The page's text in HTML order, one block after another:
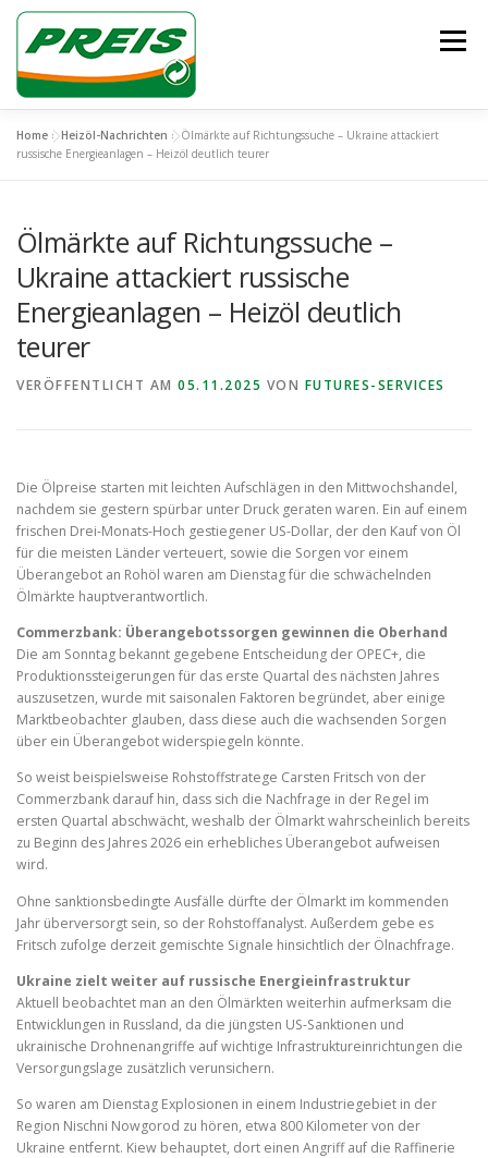
Zum
springen
Menü
ÜBER UNS HEIZÖL/DIESEL ENTSORGUNG
UNSER TEAM KONTAKT
Home »Heizöl-Nachrichten »Ölmärkte auf Richtungssuche – Ukraine attackiert
russische Energieanlagen – Heizöl deutlich teurer
Ölmärkte auf Richtungssuche –
Ukraine attackiert russische
Energieanlagen – Heizöl deutlich
teurer
VERÖFFENTLICHT AM 05.11.2025 VON FUTURES-SERVICES
Die Ölpreise starten mit leichten Aufschlägen in den Mittwochshandel,
nachdem sie gestern spürbar unter Druck geraten waren. Ein auf einem
frischen Drei-Monats-Hoch gestiegener US-Dollar, der den Kauf von Öl
für die meisten Länder verteuert, sowie die Sorgen vor einem
Überangebot an Rohöl waren am Dienstag für die schwächelnden
Ölmärkte hauptverantwortlich.
Commerzbank: Überangebotssorgen gewinnen die Oberhand
Die am Sonntag bekannt gegebene Entscheidung der OPEC+, die
Produktionssteigerungen für das erste Quartal des nächsten Jahres
auszusetzen, wurde mit saisonalen Faktoren begründet, aber einige
Marktbeobachter glauben, dass diese auch die wachsenden Sorgen
über ein Überangebot widerspiegeln könnte.
So weist beispielsweise Rohstoffstratege Carsten Fritsch von der
Commerzbank darauf hin, dass sich die Nachfrage in der Regel im
ersten Quartal abschwächt, weshalb der Ölmarkt wahrscheinlich bereits
zu Beginn des Jahres 2026 ein erhebliches Überangebot aufweisen
wird.
Ohne sanktionsbedingte Ausfälle dürfte der Ölmarkt im kommenden
Jahr überversorgt sein, so der Rohstoffanalyst. Außerdem gebe es
Fritsch zufolge derzeit gemischte Signale hinsichtlich der Ölnachfrage.
Ukraine zielt weiter auf russische Energieinfrastruktur
Aktuell beobachtet man an den Ölmärkten weiterhin aufmerksam die
Entwicklungen in Russland, da die jüngsten US-Sanktionen und
ukrainische Drohnenangriffe auf wichtige Infrastruktureinrichtungen die
Versorgungslage zusätzlich verunsichern.
So waren am Dienstag Explosionen in einem Industriegebiet in der
Region Nischni Nowgorod zu hören, etwa 800 Kilometer von der
Ukraine entfernt. Kiew behauptet, dort einen Angriff auf die Raffinerie